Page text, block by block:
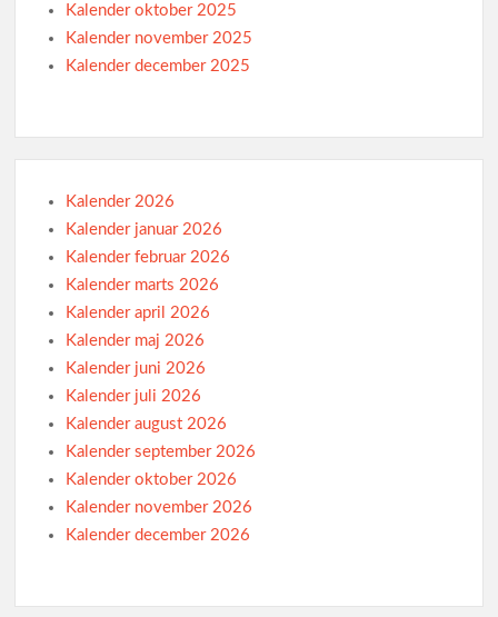
Kalender oktober 2025
Kalender november 2025
Kalender december 2025
Kalender 2026
Kalender januar 2026
Kalender februar 2026
Kalender marts 2026
Kalender april 2026
Kalender maj 2026
Kalender juni 2026
Kalender juli 2026
Kalender august 2026
Kalender september 2026
Kalender oktober 2026
Kalender november 2026
Kalender december 2026